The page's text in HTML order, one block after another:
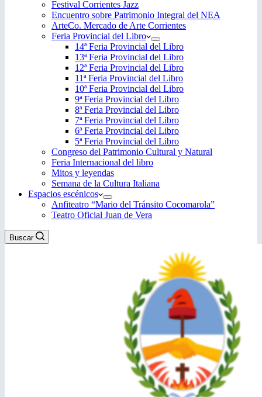
Festival Corrientes Jazz
Encuentro sobre Patrimonio Integral del NEA
ArteCo. Mercado de Arte Corrientes
Feria Provincial del Libro
14ª Feria Provincial del Libro
13ª Feria Provincial del Libro
12ª Feria Provincial del Libro
11ª Feria Provincial del Libro
10ª Feria Provincial del Libro
9ª Feria Provincial del Libro
8ª Feria Provincial del Libro
7ª Feria Provincial del Libro
6ª Feria Provincial del Libro
5ª Feria Provincial del Libro
Congreso del Patrimonio Cultural y Natural
Feria Internacional del libro
Mitos y leyendas
Semana de la Cultura Italiana
Espacios escénicos
Anfiteatro “Mario del Tránsito Cocomarola”
Teatro Oficial Juan de Vera
Buscar